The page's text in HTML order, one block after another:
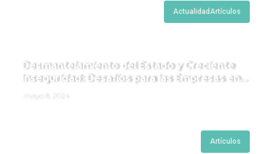
Actualidad Artículos
Desmantelamiento del Estado y Creciente
Inseguridad: Desafíos para las Empresas en
Artículos